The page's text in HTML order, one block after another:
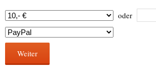
oder
Weiter